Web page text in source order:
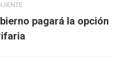
Publicación
siguiente:
pagará la opción